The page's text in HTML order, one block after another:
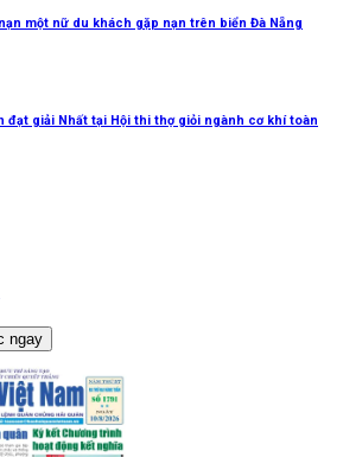
một nữ du khách gặp nạn trên biển Đà Nẵng
đạt giải Nhất tại Hội thi thợ giỏi ngành cơ khí toàn
ngay